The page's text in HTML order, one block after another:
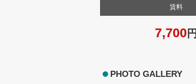
賃料
7,700 円
PHOTO GALLERY